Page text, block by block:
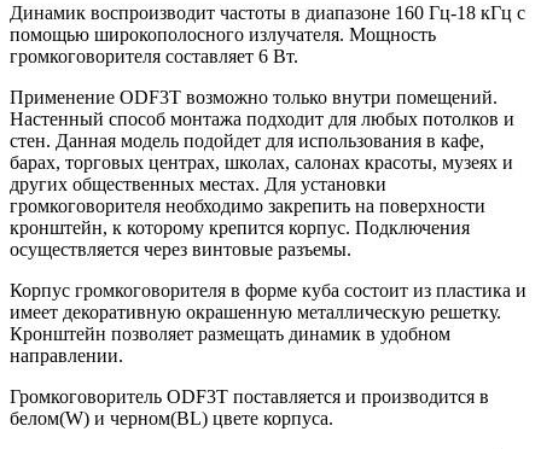
Динамик воспроизводит частоты в диапазоне 160 Гц-18 кГц с
помощью широкополосного излучателя. Мощность
громкоговорителя составляет 6 Вт.
Применение ODF3T возможно только внутри помещений.
Настенный способ монтажа подходит для любых потолков и
стен. Данная модель подойдет для использования в кафе,
барах, торговых центрах, школах, салонах красоты, музеях и
других общественных местах. Для установки
громкоговорителя необходимо закрепить на поверхности
кронштейн, к которому крепится корпус. Подключения
осуществляется через винтовые разъемы.
Корпус громкоговорителя в форме куба состоит из пластика и
имеет декоративную окрашенную металлическую решетку.
Кронштейн позволяет размещать динамик в удобном
направлении.
Громкоговоритель ODF3T поставляется и производится в
белом(W) и черном(BL) цвете корпуса.